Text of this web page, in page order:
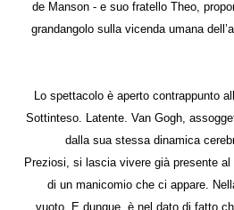
de Manson - e suo fratello Theo,
grandangolo sulla vicenda umana
Lo spettacolo è aperto contrappunto
Sottinteso. Latente. Van Gogh,
dalla sua stessa dinamica
Preziosi, si lascia vivere già presente
di un manicomio che ci appare.
vuoto. E dunque, è nel dato di fatto